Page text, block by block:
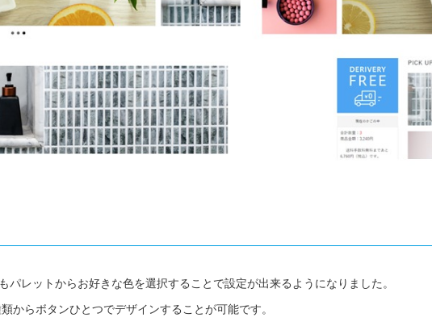
レットからお好きな色を選択することで設定が出来るようになりました。
からボタンひとつでデザインすることが可能です。